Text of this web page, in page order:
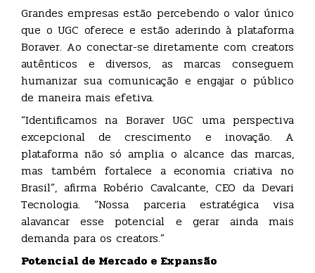
Grandes empresas estão percebendo o valor único
que o UGC oferece e estão aderindo à plataforma
Boraver. Ao conectar-se diretamente com creators
autênticos e diversos, as marcas conseguem
humanizar sua comunicação e engajar o público
de maneira mais efetiva.
“Identificamos na Boraver UGC uma perspectiva
excepcional de crescimento e inovação. A
plataforma não só amplia o alcance das marcas,
mas também fortalece a economia criativa no
Brasil”, afirma Robério Cavalcante, CEO da Devari
Tecnologia. “Nossa parceria estratégica visa
alavancar esse potencial e gerar ainda mais
demanda para os creators.”
Potencial de Mercado e Expansão